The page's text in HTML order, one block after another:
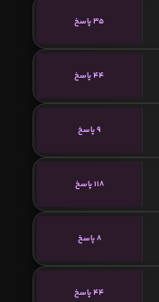
35 پاسخ
44 پاسخ
9 پاسخ
118 پاسخ
8 پاسخ
44 پاسخ